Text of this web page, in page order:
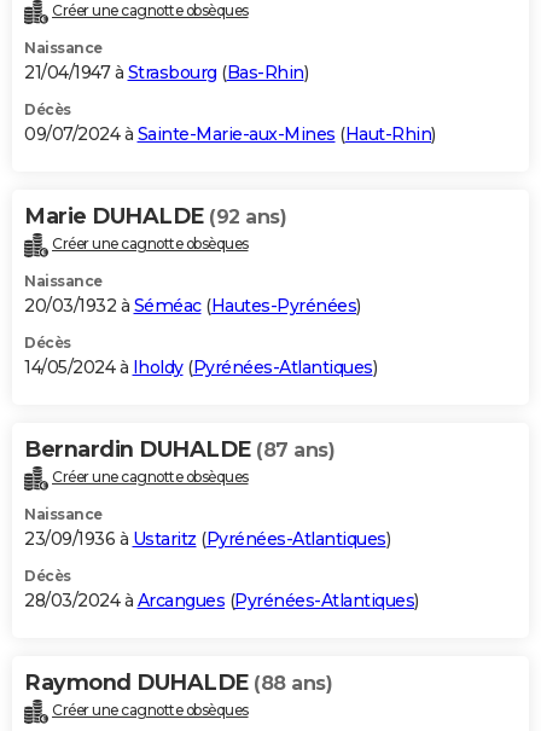
Créer une cagnotte obsèques
Naissance
21/04/1947 à Strasbourg (Bas-Rhin)
Décès
09/07/2024 à Sainte-Marie-aux-Mines (Haut-Rhin)
Marie DUHALDE (92 ans)
Créer une cagnotte obsèques
Naissance
20/03/1932 à Séméac(Hautes-Pyrénées)
Décès
14/05/2024 à Iholdy(Pyrénées-Atlantiques)
Bernardin DUHALDE (87 ans)
Créer une cagnotte obsèques
Naissance
23/09/1936 à Ustaritz (Pyrénées-Atlantiques)
Décès
28/03/2024 à Arcangues (Pyrénées-Atlantiques)
Raymond DUHALDE (88 ans)
Créer une cagnotte obsèques